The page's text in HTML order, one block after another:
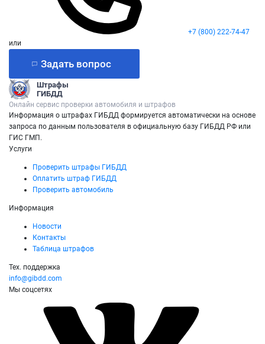
+7 (800) 222-74-47
или
Задать вопрос
Штрафы
ГИБДД
Онлайн сервис проверки автомобиля и штрафов
Информация о штрафах ГИБДД формируется автоматически на основе
запроса по данным пользователя в официальную базу ГИБДД РФ или
ГИС ГМП.
Услуги
Проверить штрафы ГИБДД
Оплатить штраф ГИБДД
Проверить автомобиль
Информация
Новости
Контакты
Таблица штрафов
Тех. поддержка
info@gibdd.com
Мы соцсетях